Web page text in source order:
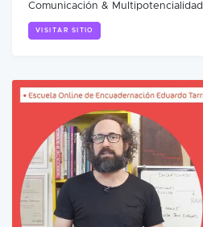
Comunicación & Multipotencialidad
VISITAR SITIO